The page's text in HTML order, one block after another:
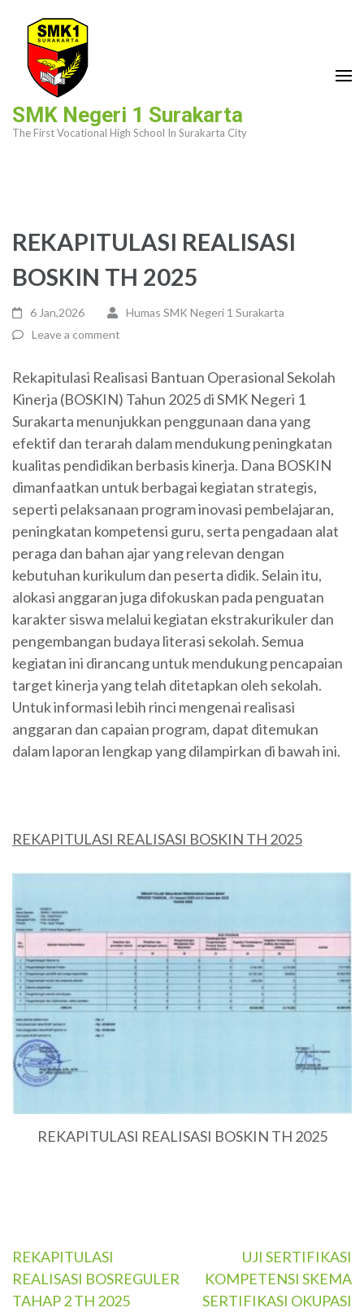
content
(Press
SMK Negeri 1 Surakarta
The First Vocational High School In Surakarta City
REKAPITULASI REALISASI
BOSKIN TH 2025
6 Jan,2026
Humas SMK Negeri 1 Surakarta
Leave a comment
Rekapitulasi Realisasi Bantuan Operasional Sekolah
Kinerja (BOSKIN) Tahun 2025 di SMK Negeri 1
Surakarta menunjukkan penggunaan dana yang
efektif dan terarah dalam mendukung peningkatan
kualitas pendidikan berbasis kinerja. Dana BOSKIN
dimanfaatkan untuk berbagai kegiatan strategis,
seperti pelaksanaan program inovasi pembelajaran,
peningkatan kompetensi guru, serta pengadaan alat
peraga dan bahan ajar yang relevan dengan
kebutuhan kurikulum dan peserta didik. Selain itu,
alokasi anggaran juga difokuskan pada penguatan
karakter siswa melalui kegiatan ekstrakurikuler dan
pengembangan budaya literasi sekolah. Semua
kegiatan ini dirancang untuk mendukung pencapaian
target kinerja yang telah ditetapkan oleh sekolah.
Untuk informasi lebih rinci mengenai realisasi
anggaran dan capaian program, dapat ditemukan
dalam laporan lengkap yang dilampirkan di bawah ini.
REKAPITULASI REALISASI BOSKIN TH 2025
REKAPITULASI REALISASI BOSKIN TH 2025
Post
navigation
REKAPITULASI
REALISASI BOSREGULER
TAHAP 2 TH 2025
UJI SERTIFIKASI
KOMPETENSI SKEMA
SERTIFIKASI OKUPASI